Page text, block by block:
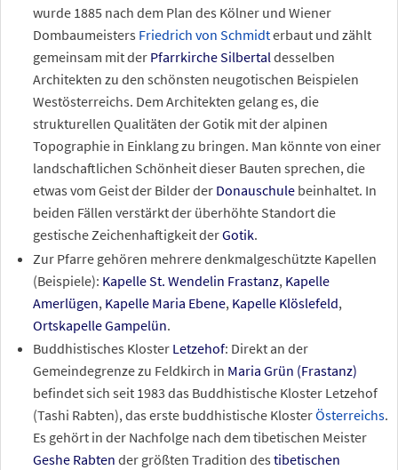
wurde 1885 nach dem Plan des Kölner und Wiener
Dombaumeisters Friedrich von Schmidterbaut und zählt
gemeinsam mit der Pfarrkirche Silbertaldesselben
Architekten zu den schönsten neugotischen Beispielen
Westösterreichs. Dem Architekten gelang es, die
strukturellen Qualitäten der Gotik mit der alpinen
Topographie in Einklang zu bringen. Man könnte von einer
landschaftlichen Schönheit dieser Bauten sprechen, die
etwas vom Geist der Bilder der Donauschulebeinhaltet. In
beiden Fällen verstärkt der überhöhte Standort die
gestische Zeichenhaftigkeit derGotik.
Zur Pfarre gehören mehrere denkmalgeschützte Kapellen
(Beispiele): Kapelle St. Wendelin Frastanz, Kapelle
Amerlügen, Kapelle Maria Ebene, Kapelle Klöslefeld,
Ortskapelle Gampelün.
Buddhistisches Kloster Letzehof: Direkt an der
Gemeindegrenze zu Feldkirch in Maria Grün (Frastanz)
befindet sich seit 1983 das Buddhistische Kloster Letzehof
(Tashi Rabten), das erste buddhistische KlosterÖsterreichs.
Es gehört in der Nachfolge nach dem tibetischen Meister
Geshe Rabten der größten Tradition des tibetischen